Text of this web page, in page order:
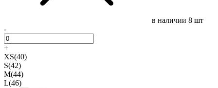
в наличии 8 шт
-
+
XS(40)
S(42)
M(44)
L(46)